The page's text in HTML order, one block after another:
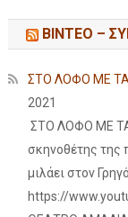
ΒΙΝΤΕΟ –
ΣΤΟ ΛΟΦΟ ΜΕ ΤΑ
2021
ΣΤΟ ΛΟΦΟ ΜΕ ΤΑ
σκηνοθέτης της
μιλάει στον
https://